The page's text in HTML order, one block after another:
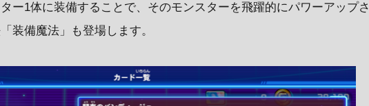
ー1体に装備することで、そのモンスターを飛躍的にパワーアップさ
装備魔法」も登場します。